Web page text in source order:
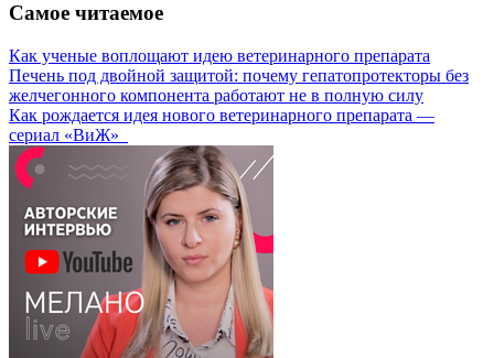
Самое читаемое
Как ученые воплощают идею ветеринарного препарата
Печень под двойной защитой: почему гепатопротекторы без
желчегонного компонента работают не в полную силу
Как рождается идея нового ветеринарного препарата —
сериал «ВиЖ»